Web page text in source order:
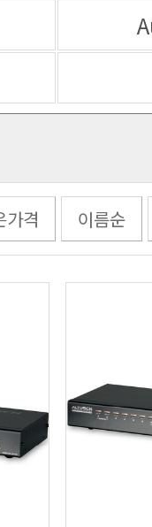
가격 이름순